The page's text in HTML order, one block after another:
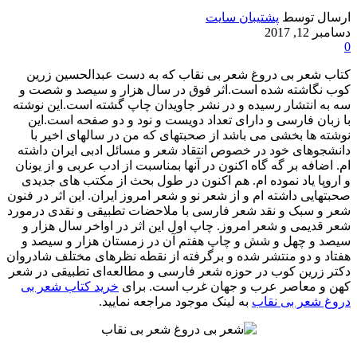
ارسال توسط پشتیبان سایت
دسامبر 12, 2017
0
کتاب شعر بی دروغ شعر بی نقاب که به دست عبدالحسین زرین
کوب نگاشته شده است.اثر فوق در سال هزار و سیصد و شصت و
سه به انتشار رسیده و در نشر جاویدان چاپ گشته است.این نوشته
با زبان فارسی و دارای تعداد دویست و نود و دو صفحه است.این
نوشته ها بخشی می باشد از صحبتهای که من در سالهای اخیر با
دانشجوهای خود در خصوص انتقاد شعر و مسائل ادبی ایران داشته
ام. اضافه بر گه گاه اکنون در آنها بمناسبت از ادب عربی و از یونان
و اروپا یاد نموده ام. هم اکنون در طول بحث از مکتب های جدیدی
صحبتهایی داشته ام و از شعر نو و شعر امروز ایران. این اثر در فنون
شعر و سبک و نقد شعر فارسی با ملاحضات تطبیقی و نقدی درمورد
شعر قدیمی و شعر امروز. چاپ اول این اثر در اواخر سال هزار و
سیصد و چهل و شش و چاپ هفتم آن در زمستان هزار و سیصد و
هفتاد و دو منتشر شده و برگرفته از نقطه‌ نظرهای مختلف شادروان
دکتر زرین‌ کوب در حوزه شعر فارسی و مطالعه‌ای تطبیقی در شعر
کهن و معاصر عرب و جهان غرب است. برای خرید کتاب شعر بی
دروغ شعر بی نقاب به لینک موجود مراجعه نمایید.